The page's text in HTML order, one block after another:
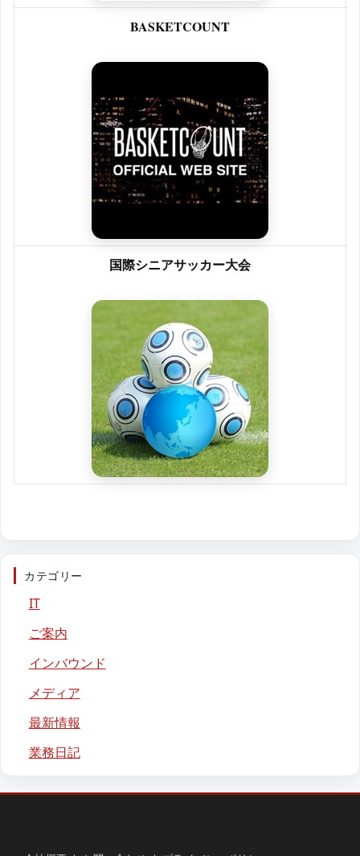
BASKETCOUNT
国際シニアサッカー大会
カテゴリー
IT
ご案内
インバウンド
メディア
最新情報
業務日記